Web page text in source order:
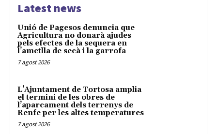
Latest news
Unió de Pagesos denuncia que
Agricultura no donarà ajudes
pels efectes de la sequera en
l’ametlla de secà i la garrofa
7 agost 2026
L’Ajuntament de Tortosa amplia
el termini de les obres de
l’aparcament dels terrenys de
Renfe per les altes temperatures
7 agost 2026